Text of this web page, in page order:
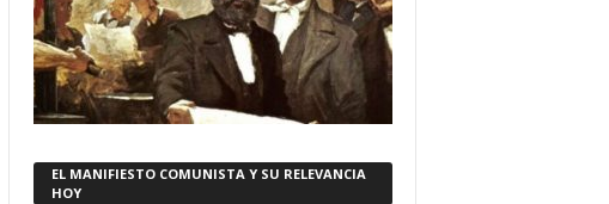
EL MANIFIESTO COMUNISTA Y SU RELEVANCIA
HOY